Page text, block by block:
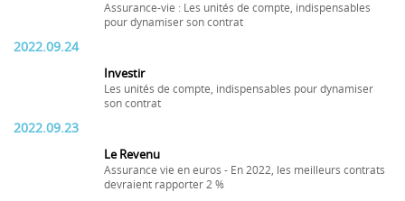
Assurance-vie : Les unités de compte, indispensables
pour dynamiser son contrat
2022.09.24
Investir
Les unités de compte, indispensables pour dynamiser
son contrat
2022.09.23
Le Revenu
Assurance vie en euros - En 2022, les meilleurs contrats
devraient rapporter 2 %